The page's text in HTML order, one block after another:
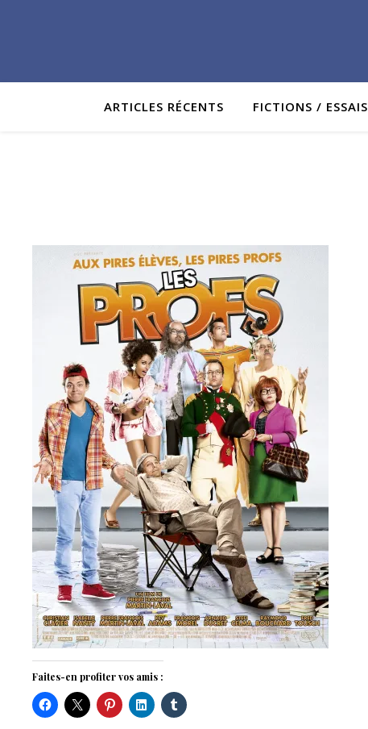
ARTICLES RÉCENTS FICTIONS / ESSAIS
Faites-en profiter vos amis :